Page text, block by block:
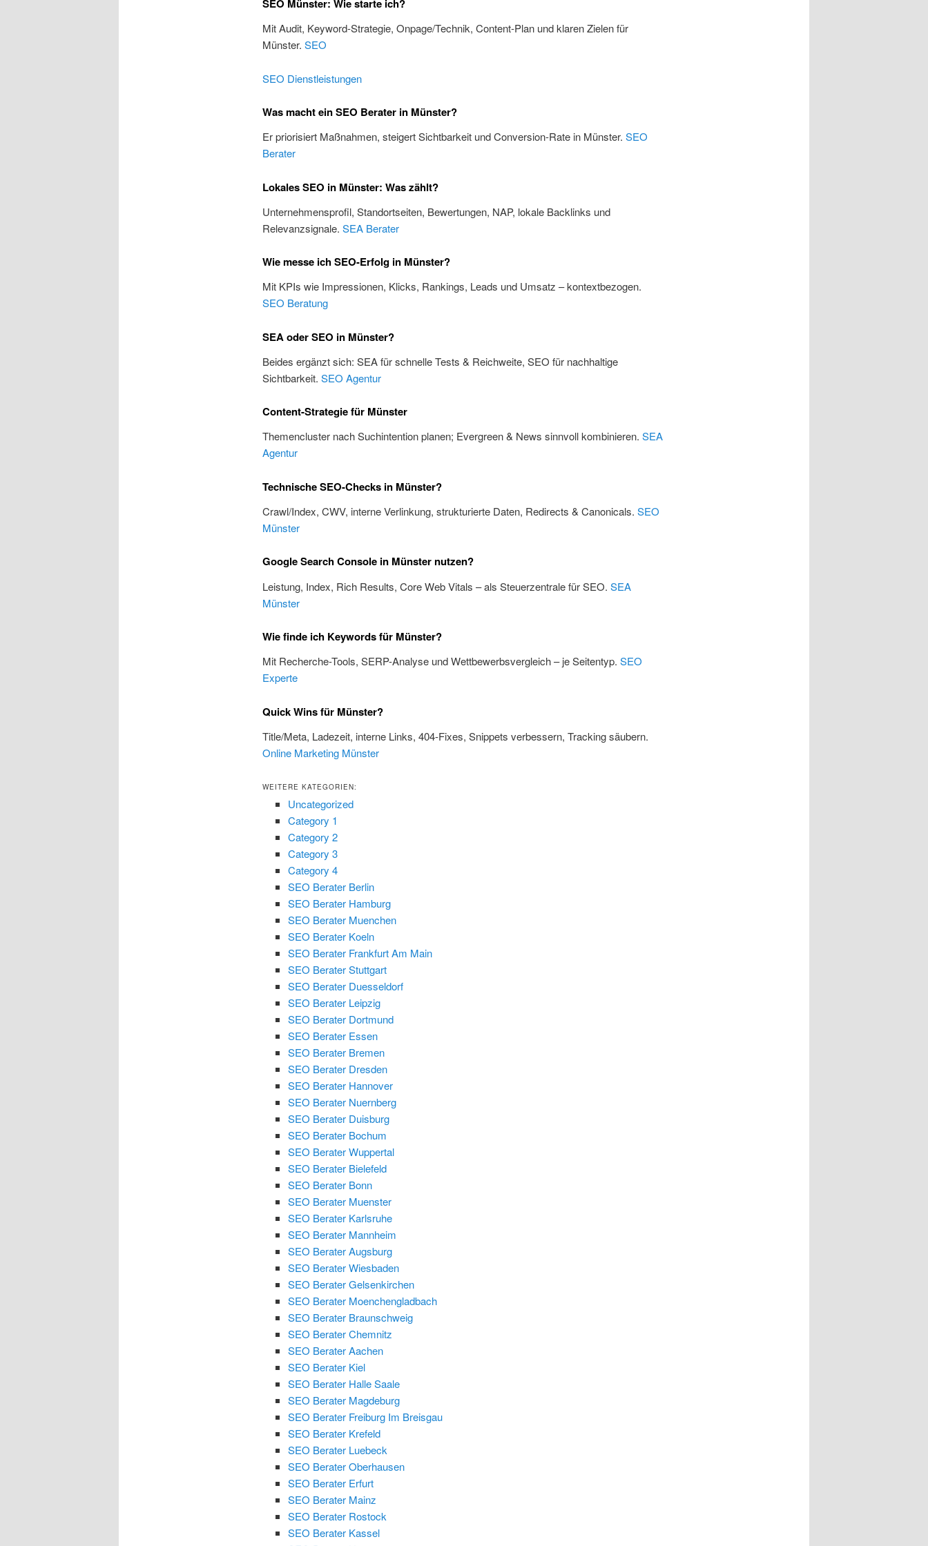
SEO Münster: Wie starte ich?
Mit Audit, Keyword-Strategie, Onpage/Technik, Content-Plan und klaren Zielen für
Münster. SEO
SEO Dienstleistungen
Was macht ein SEO Berater in Münster?
Er priorisiert Maßnahmen, steigert Sichtbarkeit und Conversion-Rate in Münster. SEO
Berater
Lokales SEO in Münster: Was zählt?
Unternehmensprofil, Standortseiten, Bewertungen, NAP, lokale Backlinks und
Relevanzsignale. SEA Berater
Wie messe ich SEO-Erfolg in Münster?
Mit KPIs wie Impressionen, Klicks, Rankings, Leads und Umsatz – kontextbezogen.
SEO Beratung
SEA oder SEO in Münster?
Beides ergänzt sich: SEA für schnelle Tests & Reichweite, SEO für nachhaltige
Sichtbarkeit. SEO Agentur
Content-Strategie für Münster
Themencluster nach Suchintention planen; Evergreen & News sinnvoll kombinieren. SEA
Agentur
Technische SEO-Checks in Münster?
Crawl/Index, CWV, interne Verlinkung, strukturierte Daten, Redirects & Canonicals. SEO
Münster
Google Search Console in Münster nutzen?
Leistung, Index, Rich Results, Core Web Vitals – als Steuerzentrale für SEO. SEA
Münster
Wie finde ich Keywords für Münster?
Mit Recherche-Tools, SERP-Analyse und Wettbewerbsvergleich – je Seitentyp. SEO
Experte
Quick Wins für Münster?
Title/Meta, Ladezeit, interne Links, 404-Fixes, Snippets verbessern, Tracking säubern.
Online Marketing Münster
WEITERE KATEGORIEN:
Uncategorized
Category 1
Category 2
Category 3
Category 4
SEO Berater Berlin
SEO Berater Hamburg
SEO Berater Muenchen
SEO Berater Koeln
SEO Berater Frankfurt Am Main
SEO Berater Stuttgart
SEO Berater Duesseldorf
SEO Berater Leipzig
SEO Berater Dortmund
SEO Berater Essen
SEO Berater Bremen
SEO Berater Dresden
SEO Berater Hannover
SEO Berater Nuernberg
SEO Berater Duisburg
SEO Berater Bochum
SEO Berater Wuppertal
SEO Berater Bielefeld
SEO Berater Bonn
SEO Berater Muenster
SEO Berater Karlsruhe
SEO Berater Mannheim
SEO Berater Augsburg
SEO Berater Wiesbaden
SEO Berater Gelsenkirchen
SEO Berater Moenchengladbach
SEO Berater Braunschweig
SEO Berater Chemnitz
SEO Berater Aachen
SEO Berater Kiel
SEO Berater Halle Saale
SEO Berater Magdeburg
SEO Berater Freiburg Im Breisgau
SEO Berater Krefeld
SEO Berater Luebeck
SEO Berater Oberhausen
SEO Berater Erfurt
SEO Berater Mainz
SEO Berater Rostock
SEO Berater Kassel